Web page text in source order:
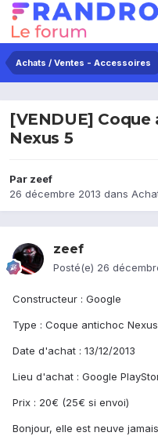
Achats / Ventes - Accessoires
[VENDUE]
Nexus 5
Par zeef
26 décembre 2013 dans
zeef
Posté(e) 26
Constructeur : Google
Type : Coque antichoc
Date d'achat : 13/12/2013
Lieu d'achat : Google
Prix : 20€ (25€ si envoi)
Bonjour, elle est neuve